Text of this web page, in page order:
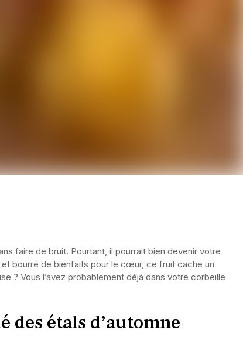
faire de bruit. Pourtant, il pourrait bien devenir votre
bourré de bienfaits pour le cœur, ce fruit cache un
? Vous l’avez probablement déjà dans votre corbeille
des étals d’automne